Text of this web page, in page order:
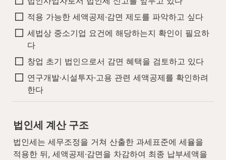
적용 가능한 세액공제·감면 제도를 파악하고 싶다
세법상 중소기업 요건에 해당하는지 확인이 필요하
다
창업 초기 법인으로서 감면 혜택을 검토하고 있다
연구개발·시설투자·고용 관련 세액공제를 확인하려
한다
법인세 계산 구조
법인세는 세무조정을 거쳐 산출한 과세표준에 세율을
적용한 뒤, 세액공제·감면을 차감하여 최종 납부세액을